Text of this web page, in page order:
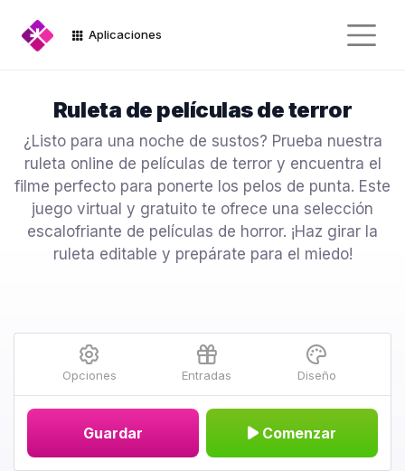
Aplicaciones
Ruleta de películas de terror
¿Listo para una noche de sustos? Prueba nuestra
ruleta online de películas de terror y encuentra el
filme perfecto para ponerte los pelos de punta. Este
juego virtual y gratuito te ofrece una selección
escalofriante de películas de horror. ¡Haz girar la
ruleta editable y prepárate para el miedo!
Opciones Entradas Diseño
Guardar Comenzar